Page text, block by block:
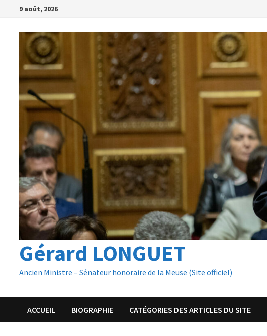
Passer
contenu
9 août, 2026
Gérard LONGUET
Ancien Ministre – Sénateur honoraire de la Meuse (Site officiel)
ACCUEIL BIOGRAPHIE CATÉGORIES DES ARTICLES DU SITE